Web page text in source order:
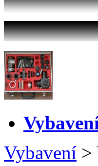
Vybavení >